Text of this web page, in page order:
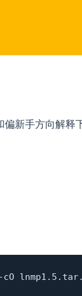
新手方向解释